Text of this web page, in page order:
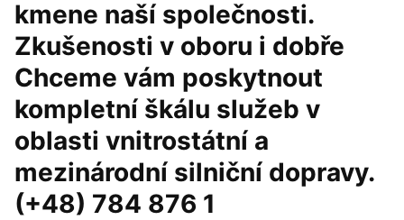
kmene naší společnosti.
Zkušenosti v oboru i dobře
Chceme vám poskytnout
kompletní škálu služeb v
oblasti vnitrostátní a
mezinárodní silniční dopravy.
(+48) 784 876 1